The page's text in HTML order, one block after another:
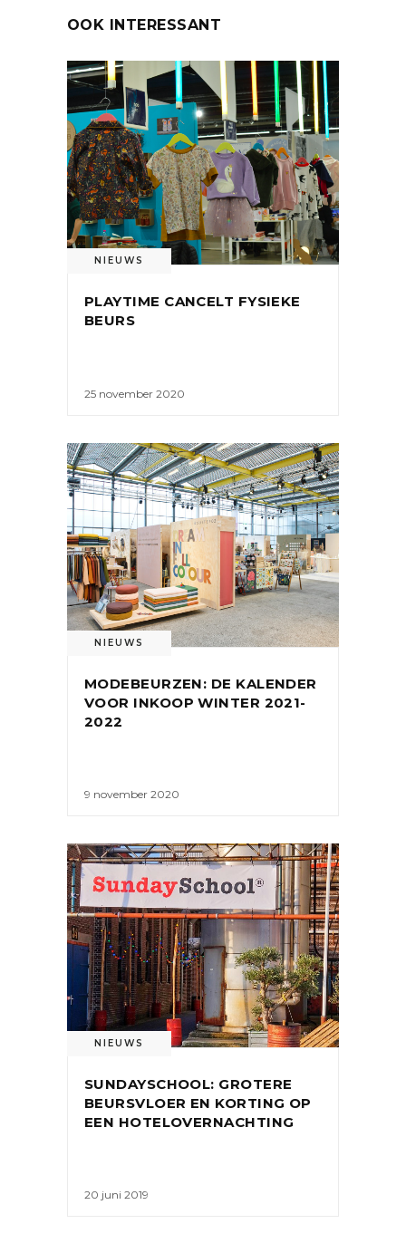
OOK INTERESSANT
NIEUWS
PLAYTIME CANCELT FYSIEKE
BEURS
25 november 2020
NIEUWS
MODEBEURZEN: DE KALENDER
VOOR INKOOP WINTER 2021-
2022
9 november 2020
NIEUWS
SUNDAYSCHOOL: GROTERE
BEURSVLOER EN KORTING OP
EEN HOTELOVERNACHTING
20 juni 2019